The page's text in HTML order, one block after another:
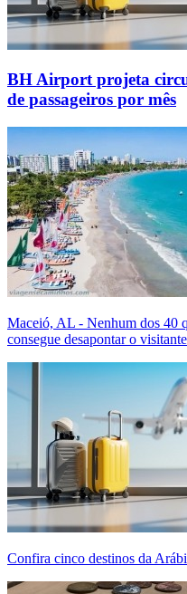
BH Airport projeta
de passageiros por mês
Maceió, AL - Nenhum dos 40
consegue desapontar o
Confira cinco destinos da